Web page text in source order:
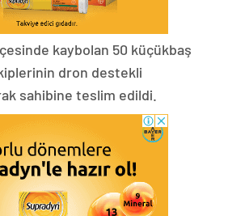
kaybolan 50 küçükbaş
dron destekli
sahibine teslim edildi.